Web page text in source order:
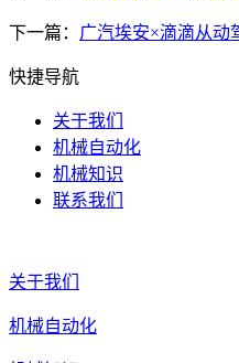
下一篇： 广汽埃安×滴滴从动
快捷导航
关于我们
机械自动化
机械知识
联系我们
关于我们
机械自动化